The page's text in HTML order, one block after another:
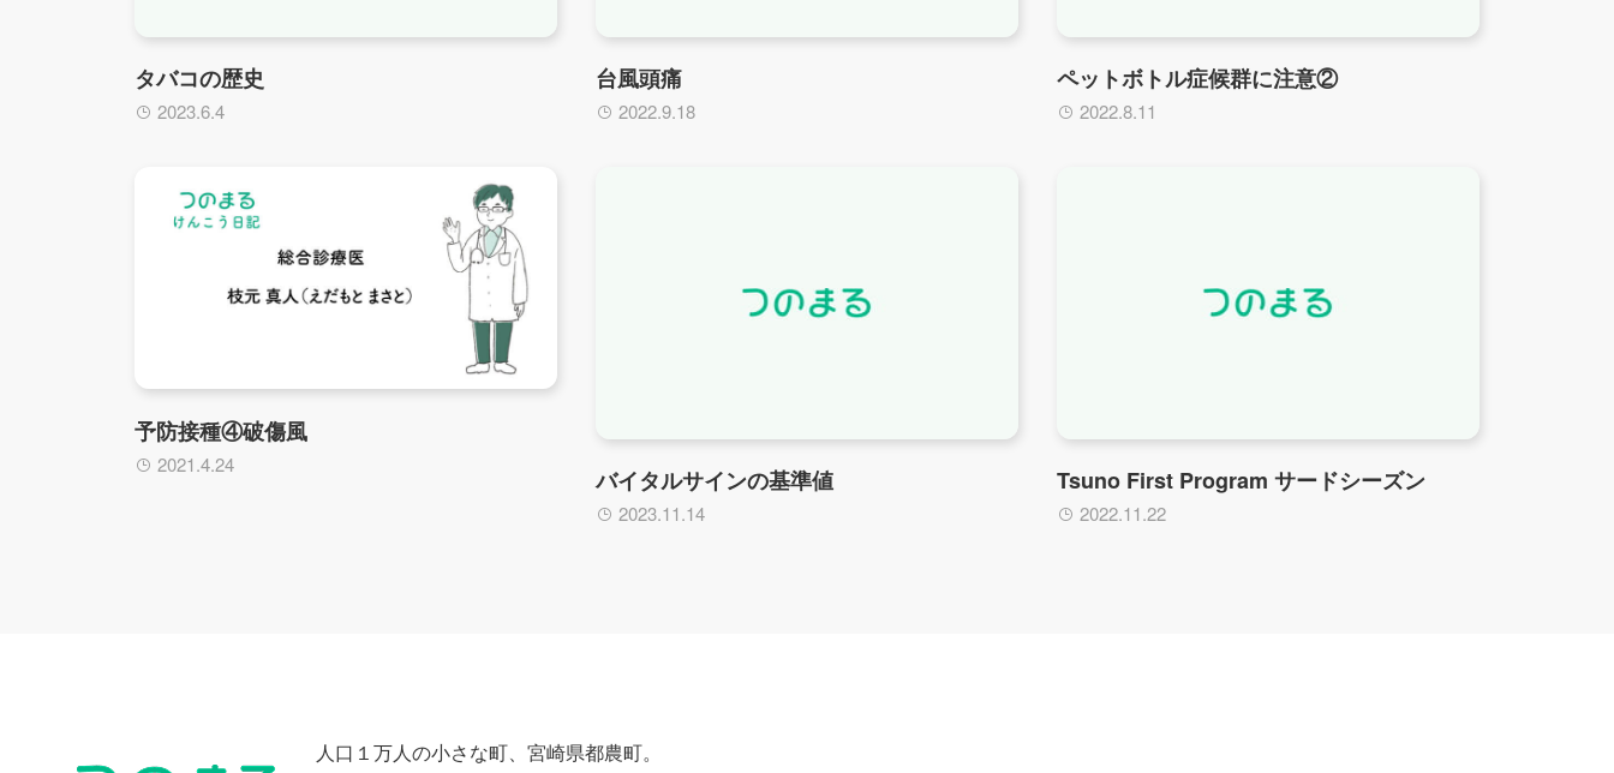
タバコの歴史
2023.6.4
台風頭痛
2022.9.18
ペットボトル症候群に注意②
2022.8.11
予防接種④破傷風
2021.4.24
バイタルサインの基準値
2023.11.14
Tsuno First Program サードシーズン
2022.11.22
人口１万人の小さな町、宮崎県都農町。